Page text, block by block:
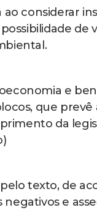
considerar
de
e
que
da
texto, de
e